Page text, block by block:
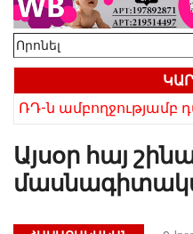
ՌԴ-ն ամբողջությամբ դադարեցրեց Հայաստանից ծիրանի ներմուծումը
Այսօր հայ